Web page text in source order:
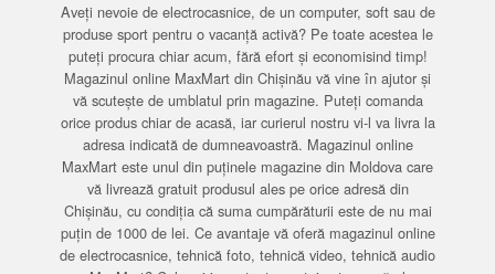
Aveți nevoie de electrocasnice, de un computer, soft sau de
produse sport pentru o vacanță activă? Pe toate acestea le
puteți procura chiar acum, fără efort și economisind timp!
Magazinul online MaxMart din Chișinău vă vine în ajutor și
vă scutește de umblatul prin magazine. Puteți comanda
orice produs chiar de acasă, iar curierul nostru vi-l va livra la
adresa indicată de dumneavoastră. Magazinul online
MaxMart este unul din puținele magazine din Moldova care
vă livrează gratuit produsul ales pe orice adresă din
Chișinău, cu condiția că suma cumpărăturii este de nu mai
puțin de 1000 de lei. Ce avantaje vă oferă magazinul online
de electrocasnice, tehnică foto, tehnică video, tehnică audio